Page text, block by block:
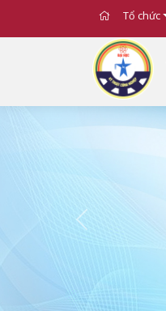
Tổ chức
Previous